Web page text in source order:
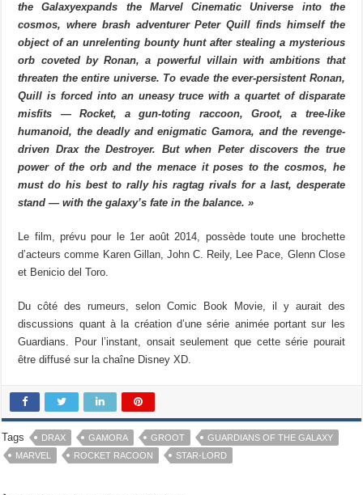
the Galaxyexpands the Marvel Cinematic Universe into the
cosmos, where brash adventurer Peter Quill finds himself the
object of an unrelenting bounty hunt after stealing a mysterious
orb coveted by Ronan, a powerful villain with ambitions that
threaten the entire universe. To evade the ever-persistent Ronan,
Quill is forced into an uneasy truce with a quartet of disparate
misfits — Rocket, a gun-toting raccoon, Groot, a tree-like
humanoid, the deadly and enigmatic Gamora, and the revenge-
driven Drax the Destroyer. But when Peter discovers the true
power of the orb and the menace it poses to the cosmos, he
must do his best to rally his ragtag rivals for a last, desperate
stand — with the galaxy’s fate in the balance. »
Le film, prévu pour le 1er août 2014, possède toute une brochette
d’acteurs comme Karen Gillan, John C. Reily, Lee Pace, Glenn Close
et Benicio del Toro.
Du côté des rumeurs, selon Comic Book Movie, il y aurait des
discussions quant à la création d’une série animée portant sur les
Guardians. Pour l’instant, onsait seulement que cette série pourait
être diffusé sur la chaîne Disney XD.
Tags DRAX GAMORA GROOT
GUARDIANS OF THE GALAXY
MARVEL
ROCKET RACOON STAR-LORD